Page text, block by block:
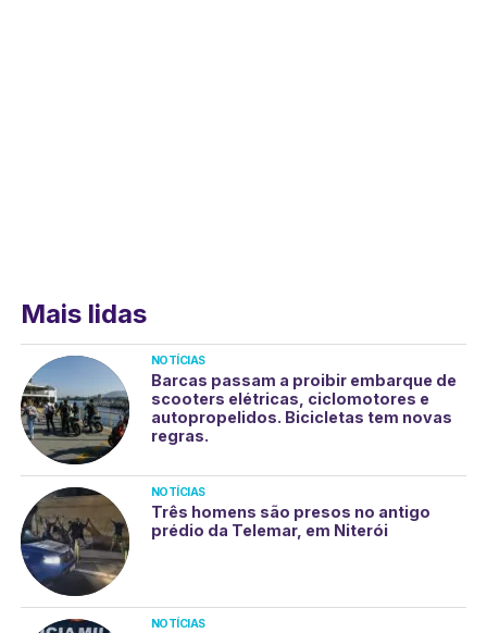
Mais lidas
NOTÍCIAS
Barcas passam a proibir embarque de
scooters elétricas, ciclomotores e
autopropelidos. Bicicletas tem novas
regras.
NOTÍCIAS
Três homens são presos no antigo
prédio da Telemar, em Niterói
NOTÍCIAS